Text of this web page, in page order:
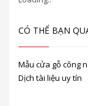
CÓ THỂ BẠN
Mẫu cửa gỗ công
Dịch tài liệu uy tín